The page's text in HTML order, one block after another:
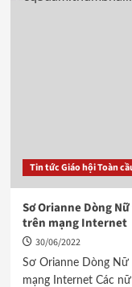
Tin tức Giáo hội Toàn
Sơ Orianne Dòng
trên mạng Internet
30/06/2022
Sơ Orianne Dòng Nữ
mạng Internet Các